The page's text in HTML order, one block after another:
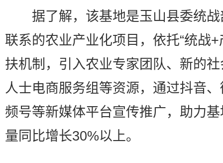
据了解，该基地是玉山县委统战
联系的农业产业化项目，依托“统战+
扶机制，引入农业专家团队、新的
人士电商服务组等资源，通过抖音
频号等新媒体平台宣传推广，助力
量同比增长30%以上。